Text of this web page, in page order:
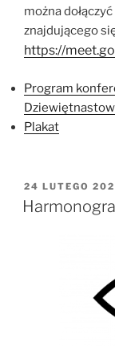
można
znajdującego
https://
Program
Plakat
W
24 LUTEGO